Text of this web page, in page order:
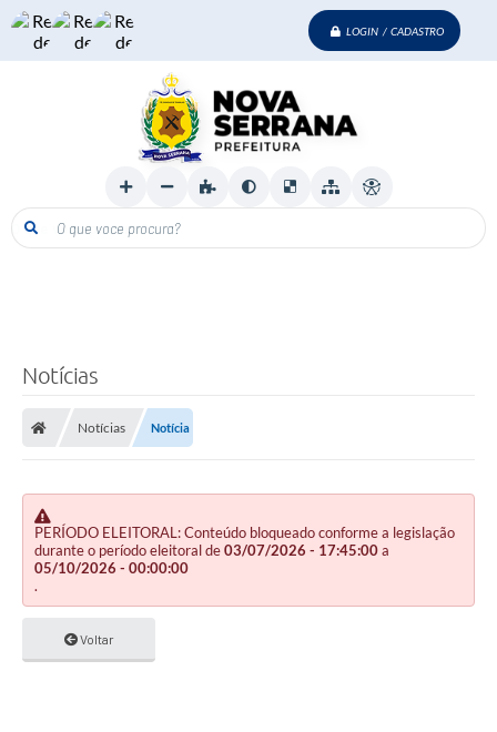
LOGIN / CADASTRO
O que voce procura?
Notícias
Notícias Notícia
PERÍODO ELEITORAL: Conteúdo bloqueado conforme a legislação
durante o período eleitoral de03/07/2026 - 17:45:00a
05/10/2026 - 00:00:00
.
Voltar